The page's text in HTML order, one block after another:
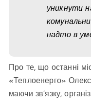
уникнути
надто в
Про те, що останні
«Теплоенерго»
маючи зв’язку,